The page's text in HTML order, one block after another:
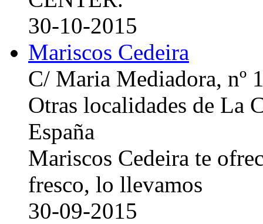
30-10-2015
Mariscos Cedeira
C/ Maria Mediadora, nº
Otras localidades de La
España
Mariscos Cedeira te
fresco, lo llevamos
30-09-2015